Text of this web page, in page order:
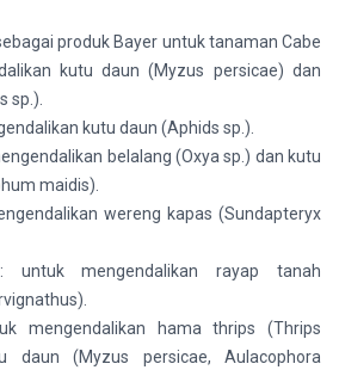
produk Bayer untuk tanaman Cabe
kutu daun (Myzus persicae) dan
sp.).
kutu daun (Aphids sp.).
belalang (Oxya sp.) dan kutu
maidis).
wereng kapas (Sundapteryx
untuk mengendalikan rayap tanah
mengendalikan hama thrips (Thrips
daun (Myzus persicae, Aulacophora